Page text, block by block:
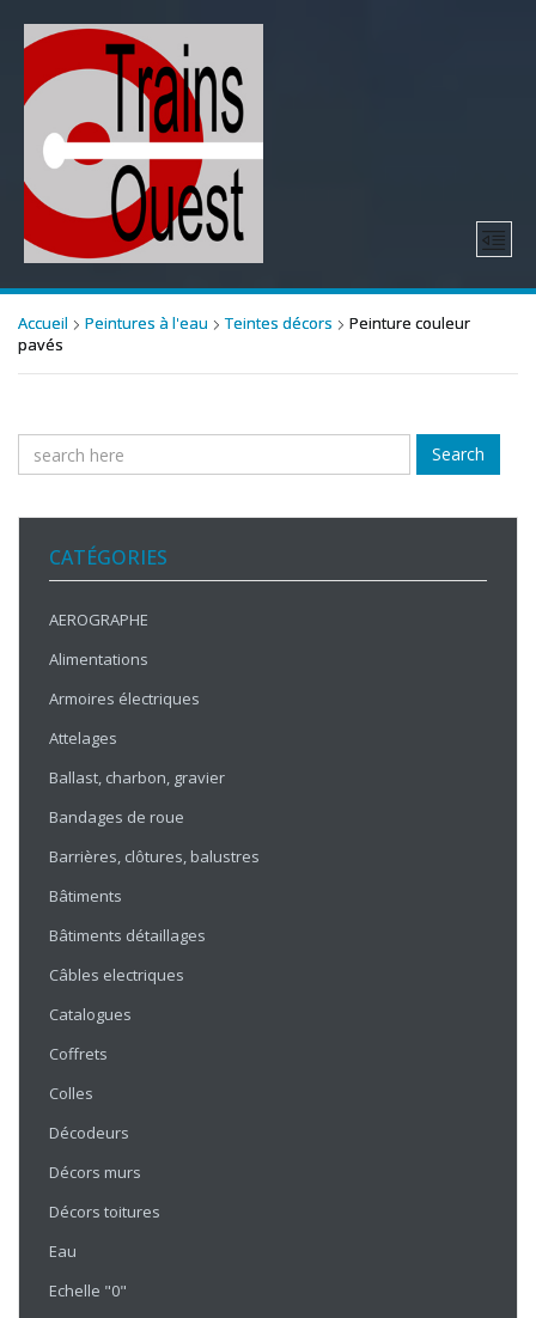
Accueil Peintures à l'eau Teintes décors
Peinture couleur
pavés
Search
CATÉGORIES
AEROGRAPHE
Alimentations
Armoires électriques
Attelages
Ballast, charbon, gravier
Bandages de roue
Barrières, clôtures, balustres
Bâtiments
Bâtiments détaillages
Câbles electriques
Catalogues
Coffrets
Colles
Décodeurs
Décors murs
Décors toitures
Eau
Echelle "0"